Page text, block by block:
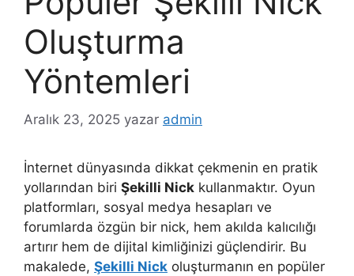
Oluşturma
Yöntemleri
Aralık 23, 2025 yazar admin
İnternet dünyasında dikkat çekmenin en pratik
yollarından biri Şekilli Nick kullanmaktır. Oyun
platformları, sosyal medya hesapları ve
forumlarda özgün bir nick, hem akılda kalıcılığı
artırır hem de dijital kimliğinizi güçlendirir. Bu
makalede, Şekilli Nick oluşturmanın en popüler